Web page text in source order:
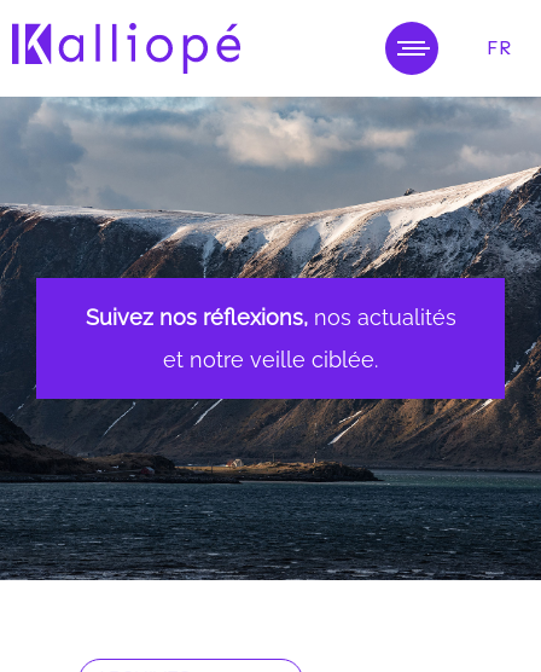
FR
Suivez nos réflexions, nos actualités
et notre veille ciblée.